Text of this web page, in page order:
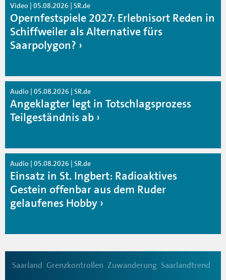
Video | 05.08.2026 | SR.de
Opernfestspiele 2027: Erlebnisort Reden in
Schiffweiler als Alternative fürs
Saarpolygon?
Audio | 05.08.2026 | SR.de
Angeklagter legt in Totschlagsprozess
Teilgeständnis ab
Audio | 05.08.2026 | SR.de
Einsatz in St. Ingbert: Radioaktives
Gestein offenbar aus dem Ruder
gelaufenes Hobby
Saarland Grenzkontrollen Zuwanderung Saarlandtrend